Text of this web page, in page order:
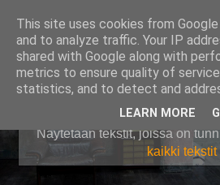
Pullollinen
Näytetään tekstit, joissa on
kaikki tekstit
This site uses cookies from
and to analyze traffic. Your IP
shared with Google along with
metrics to ensure quality of
statistics, and to detect and
LEARN MORE